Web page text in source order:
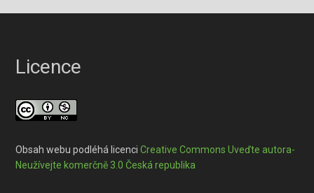
Licence
Obsah webu podléhá licenciCreative Commons Uveďte autora-
Neužívejte komerčně 3.0 Česká republika